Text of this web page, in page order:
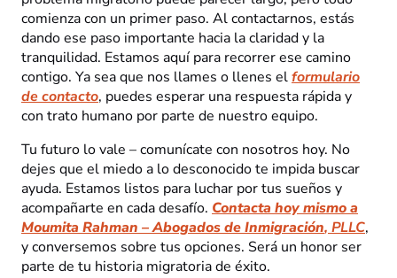
comienza con un primer paso. Al contactarnos, estás
dando ese paso importante hacia la claridad y la
tranquilidad. Estamos aquí para recorrer ese camino
contigo. Ya sea que nos llames o llenes elformulario
de contacto, puedes esperar una respuesta rápida y
con trato humano por parte de nuestro equipo.
Tu futuro lo vale – comunícate con nosotros hoy. No
dejes que el miedo a lo desconocido te impida buscar
ayuda. Estamos listos para luchar por tus sueños y
acompañarte en cada desafío. Contacta hoy mismo a
Moumita Rahman – Abogados de Inmigración, PLLC,
y conversemos sobre tus opciones. Será un honor ser
parte de tu historia migratoria de éxito.